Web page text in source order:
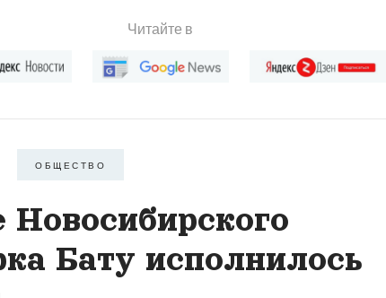
Читайте в
ОБЩЕСТВО
Новосибирского
Бату исполнилось